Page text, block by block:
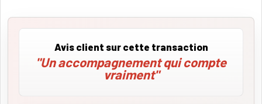
Avis client sur cette transaction
"Un accompagnement qui compte
vraiment"